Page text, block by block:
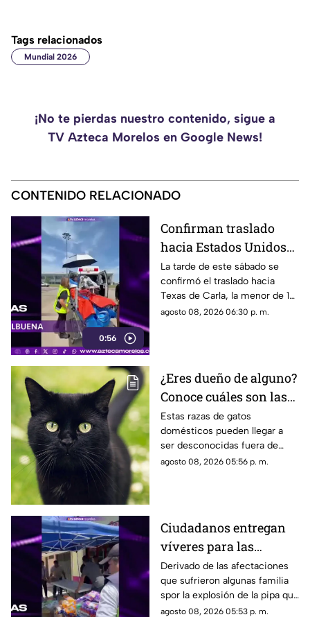
Tags relacionados
Mundial 2026
¡No te pierdas nuestro contenido, sigue a
TV Azteca Morelos en Google News!
CONTENIDO RELACIONADO
0:56
Confirman traslado
hacia Estados Unidos
de menor que sufrió
quemadura en la
explosión de gas LP en
Cuernavaca
La tarde de este sábado se
confirmó el traslado hacia
Texas de Carla, la menor de 15
años que resultó gravemente
agosto 08, 2026 06:30 p. m.
¿Eres dueño de alguno?
Conoce cuáles son las
cinco razas más raras
de gatos domésticos en
todo el mundo
Estas razas de gatos
domésticos pueden llegar a
ser desconocidas fuera de
círculos especializados, y
agosto 08, 2026 05:56 p. m.
Ciudadanos entregan
víveres para las
familias afectadas por
la explosión de pipa en
Cuernavaca
Derivado de las afectaciones
que sufrieron algunas familia
spor la explosión de la pipa que
transportaba gas LP,
agosto 08, 2026 05:53 p. m.